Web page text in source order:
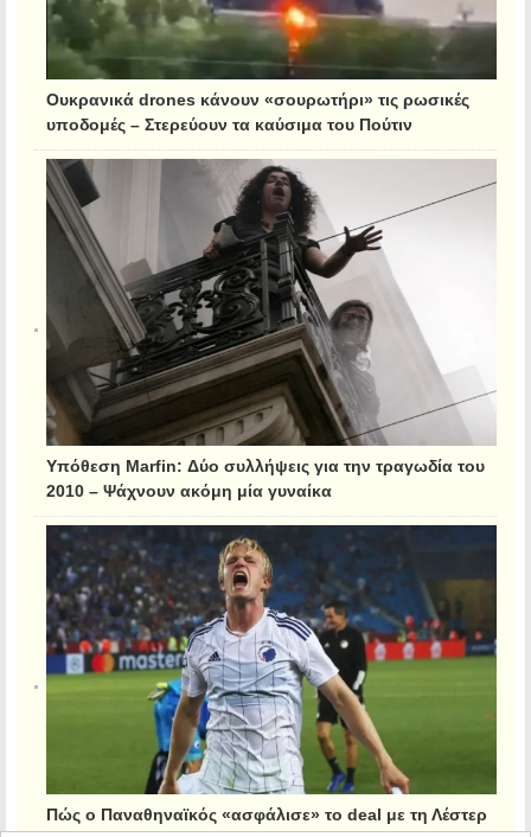
Ουκρανικά drones κάνουν «σουρωτήρι» τις ρωσικές
υποδομές – Στερεύουν τα καύσιμα του Πούτιν
Υπόθεση Marfin: Δύο συλλήψεις για την τραγωδία του
2010 – Ψάχνουν ακόμη μία γυναίκα
Πώς ο Παναθηναϊκός «ασφάλισε» το deal με τη Λέστερ